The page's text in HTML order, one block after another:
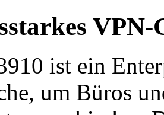
VPN-
ist ein
um Büros